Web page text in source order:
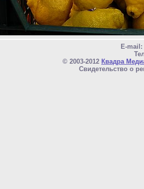
E-mail:
© 2003-2012 Квадра
Свидетельство о